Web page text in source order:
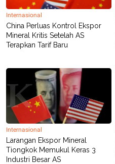
JARINGAN
N
A
C
D
M
Y
E
S
R
L
E
A
E
.
I
Internasional
China Perluas Kontrol Ekspor
Mineral Kritis Setelah AS
Terapkan Tarif Baru
Internasional
Larangan Ekspor Mineral
Tiongkok Memukul Keras 3
Industri Besar AS